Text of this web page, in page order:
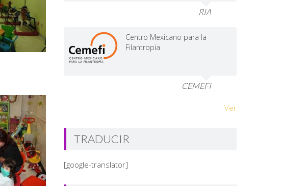
RIA
Centro Mexicano para la
Filantropía
CEMEFI
Ver
TRADUCIR
[google-translator]